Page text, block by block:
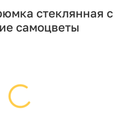
стеклянная с
самоцветы